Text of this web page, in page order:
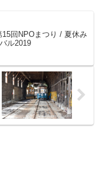
15回NPOまつり / 夏休み
ル2019